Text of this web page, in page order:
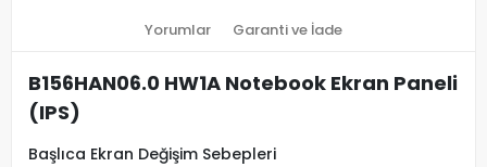
Yorumlar Garanti ve İade
B156HAN06.0 HW1A Notebook Ekran Paneli
(IPS)
Başlıca Ekran Değişim Sebepleri